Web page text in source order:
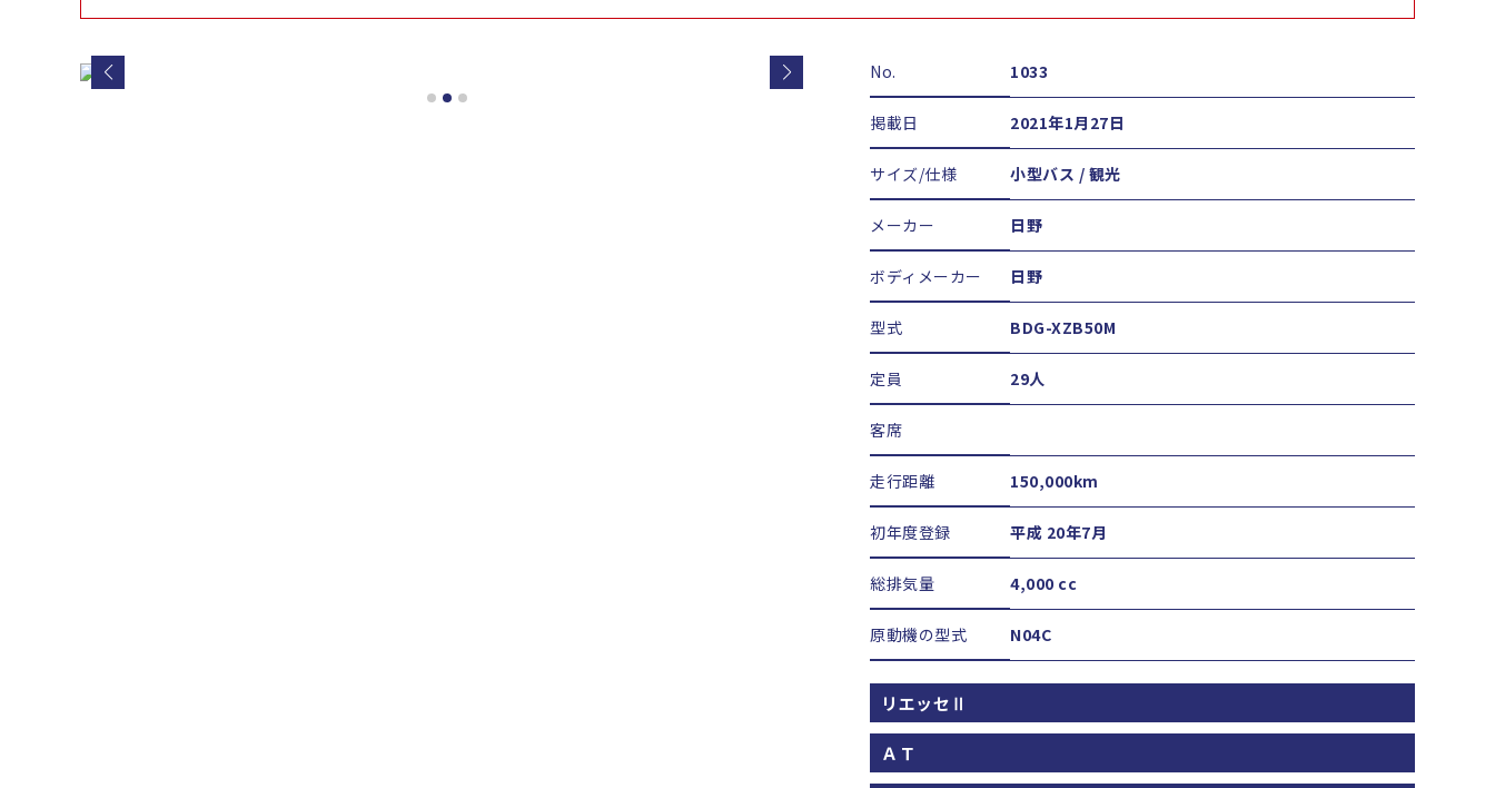
No. 1033
掲載日 2021年1月27日
サイズ/仕様 小型バス / 観光
メーカー 日野
ボディメーカー 日野
型式 BDG-XZB50M
定員 29人
客席
走行距離 150,000km
初年度登録 平成 20年7月
総排気量 4,000 cc
原動機の型式 N04C
リエッセⅡ
ＡＴ